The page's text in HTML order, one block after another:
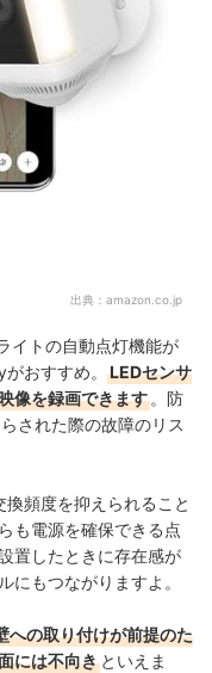
出典： amazon.co.jp
イトの自動点灯機能が
おすすめ。
LEDセンサ
像を録画できます。防
された際の故障のリス
頻度を抑えられること
も電源を確保できる点
置したときに存在感が
にもつながりますよ。
への取り付けが前提のた
には不向き といえま